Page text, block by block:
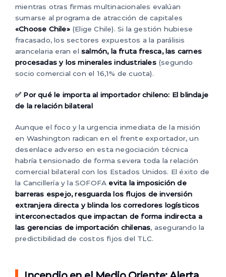
mientras otras firmas multinacionales evalúan
sumarse al programa de atracción de capitales
«Choose Chile»(Elige Chile). Si la gestión hubiese
fracasado, los sectores expuestos a la parálisis
arancelaria eran el salmón, la fruta fresca, las carnes
procesadas y los minerales industriales(segundo
socio comercial con el 16,1% de cuota).
✅ Por qué le importa al importador chileno: El blindaje
de la relación bilateral
Aunque el foco y la urgencia inmediata de la misión
en Washington radican en el frente exportador, un
desenlace adverso en esta negociación técnica
habría tensionado de forma severa toda la relación
comercial bilateral con los Estados Unidos. El éxito de
la Cancillería y la SOFOFA evita la imposición de
barreras espejo, resguarda los flujos de inversión
extranjera directa y blinda los corredores logísticos
interconectados que impactan de forma indirecta a
las gerencias de importación chilenas, asegurando la
predictibilidad de costos fijos del TLC.